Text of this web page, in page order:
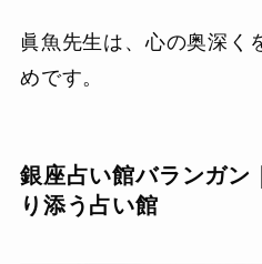
眞魚先生は、心の奥深く
めです。
銀座占い館バランガン
り添う占い館